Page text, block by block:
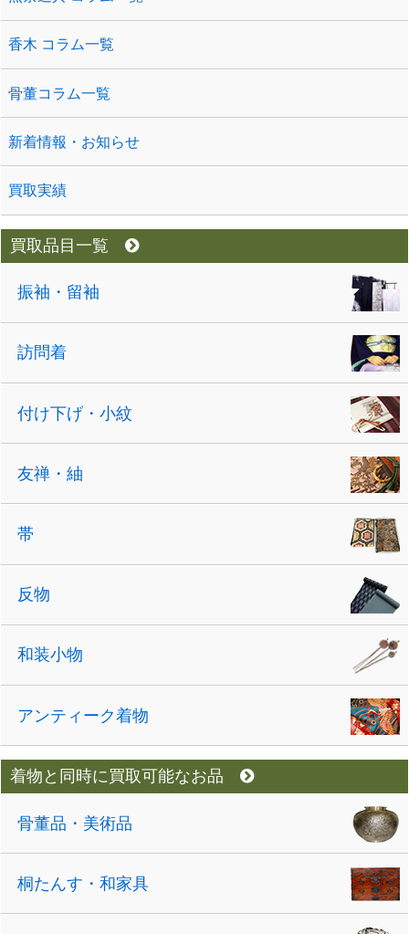
香木 コラム一覧
骨董コラム一覧
新着情報・お知らせ
買取実績
買取品目一覧
振袖・留袖
訪問着
付け下げ・小紋
友禅・紬
帯
反物
和装小物
アンティーク着物
着物と同時に買取可能なお品
骨董品・美術品
桐たんす・和家具